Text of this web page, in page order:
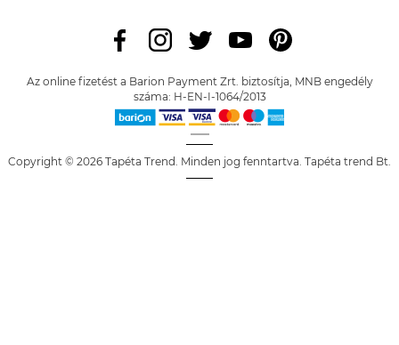
Az online fizetést a Barion Payment Zrt. biztosítja, MNB engedély
száma: H-EN-I-1064/2013
Copyright © 2026 Tapéta Trend. Minden jog fenntartva. Tapéta trend Bt.